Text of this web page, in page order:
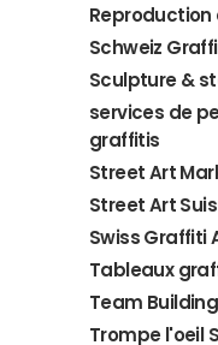
Reproduction
Schweiz
Sculpture &
services de
graffitis
Street Art
Street Art
Swiss Graffiti
Tableaux
Team
Trompe l'oeil